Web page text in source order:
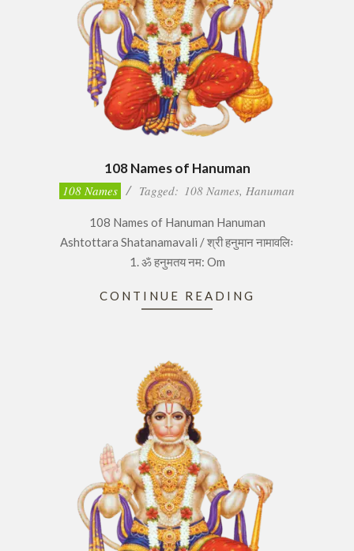
108 Names of Hanuman
2022-
108 Names Tagged: 108 Names, Hanuman
108 Names of Hanuman Hanuman
Ashtottara Shatanamavali / श्री हनुमान नामावलिः
1. ॐ हनुमतय नम: Om
CONTINUE READING